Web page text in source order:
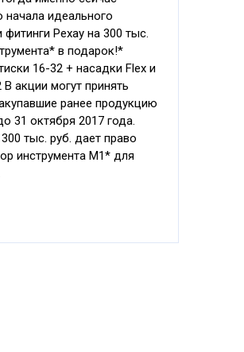
идеального
Рехау на 300 тыс.
в подарок!*
16-32 + насадки Flex и
акции могут принять
ранее продукцию
31 октября 2017 года.
тыс. руб. дает право
инструмента М1* для